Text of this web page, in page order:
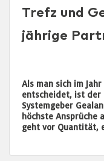
Trefz und
jährige
Als man sich im
entscheidet, ist der
Systemgeber
höchste Ansprüche
geht vor Quantität,